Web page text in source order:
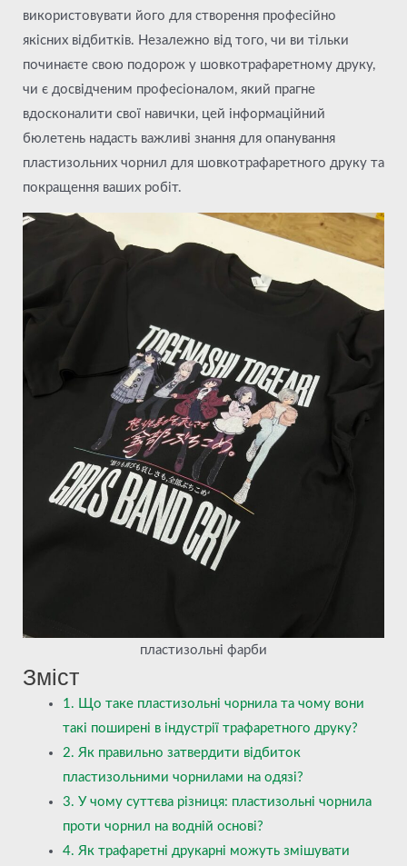
використовувати його для створення професійно
якісних відбитків. Незалежно від того, чи ви тільки
починаєте свою подорож у шовкотрафаретному друку,
чи є досвідченим професіоналом, який прагне
вдосконалити свої навички, цей інформаційний
бюлетень надасть важливі знання для опанування
пластизольних чорнил для шовкотрафаретного друку та
покращення ваших робіт.
пластизольні фарби
Зміст
1. Що таке пластизольні чорнила та чому вони
такі поширені в індустрії трафаретного друку?
2. Як правильно затвердити відбиток
пластизольними чорнилами на одязі?
3. У чому суттєва різниця: пластизольні чорнила
проти чорнил на водній основі?
4. Як трафаретні друкарні можуть змішувати